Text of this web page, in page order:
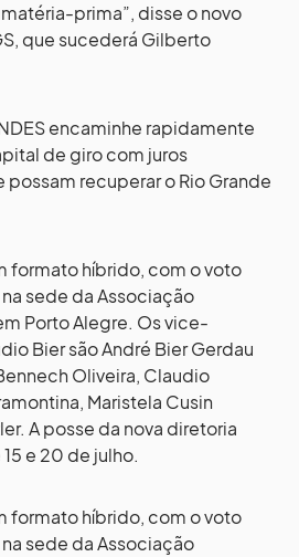
prima”, disse o novo
que sucederá Gilberto
encaminhe rapidamente
de giro com juros
recuperar o Rio Grande
formato híbrido, com o voto
sede da Associação
Porto Alegre. Os vice-
Bier são André Bier Gerdau
Oliveira, Claudio
Maristela Cusin
A posse da nova diretoria
e 20 de julho.
formato híbrido, com o voto
sede da Associação